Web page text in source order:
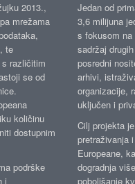
2013.,
mrežama
te
različitim
se od
količinu
dostupnim
podrške
i
Jedan od
3,6 milijuna
s fokusom
sadržaj
posredni
arhivi,
organizacije,
uključen i
Cilj projekta
pretraživanja
Europeane,
dogradnja
poboljšanje